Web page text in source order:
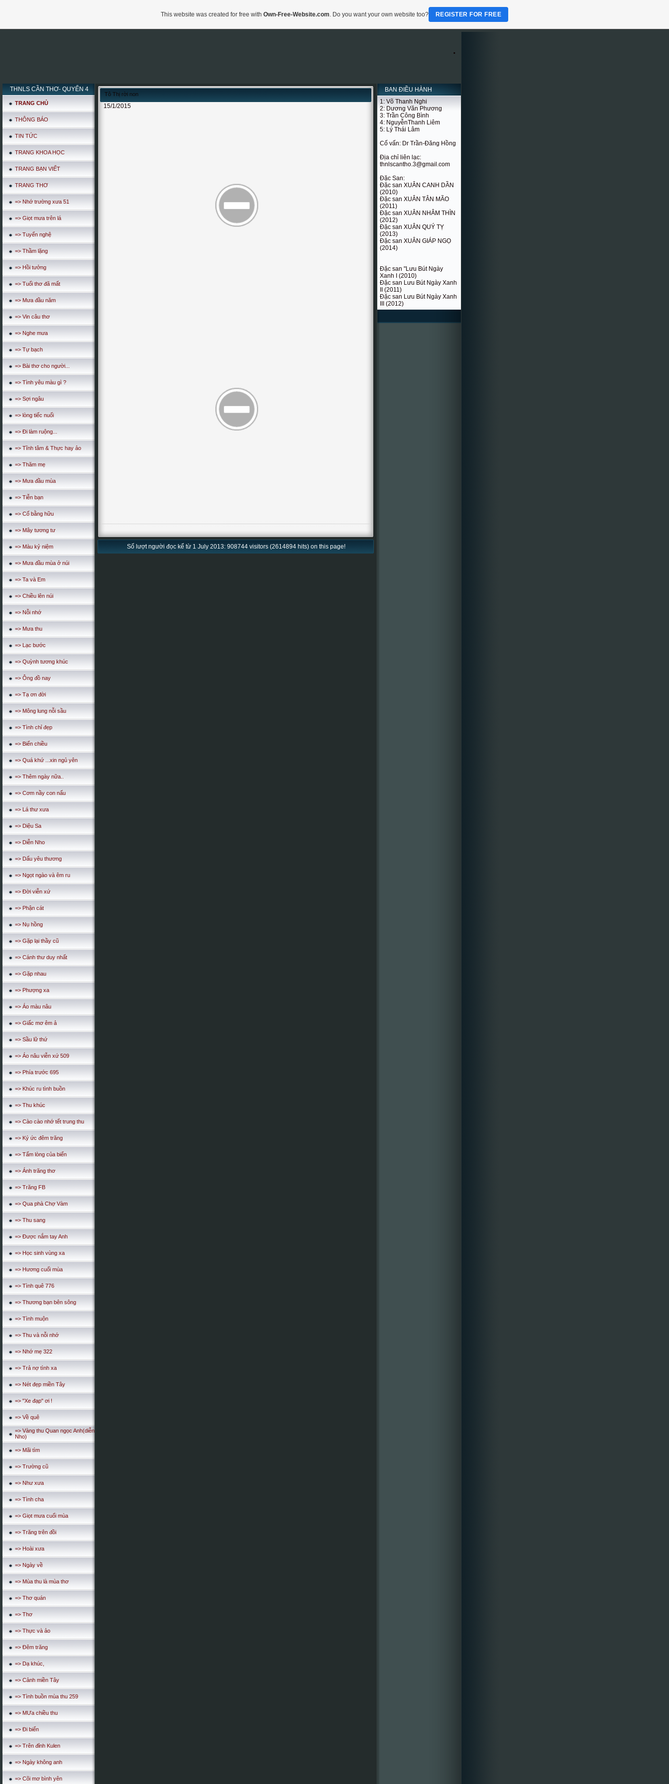
.
THNLS CẦN THƠ- QUYỂN 4
TRANG CHỦ
THÔNG BÁO
TIN TỨC
TRANG KHOA HỌC
TRANG BẠN VIẾT
TRANG THƠ
=> Nhớ trường xưa 51
=> Giọt mưa trên lá
=> Tuyển nghệ
=> Thầm lặng
=> Hồi tưởng
=> Tuổi thơ đã mất
=> Mưa đầu năm
=> Vin câu thơ
=> Nghe mưa
=> Tự bạch
=> Bài thơ cho người...
=> Tình yêu màu gì ?
=> Sợi ngâu
=> lòng tiếc nuối
=> Đi làm ruộng...
=> Tĩnh tâm & Thực hay ảo
=> Thăm mẹ
=> Mưa đầu mùa
=> Tiễn bạn
=> Cố bằng hữu
=> Mây tương tư
=> Màu kỷ niệm
=> Mưa đầu mùa ở núi
=> Ta và Em
=> Chiều lên núi
=> Nỗi nhớ
=> Mưa thu
=> Lạc bước
=> Quỳnh tương khúc
=> Ông đồ nay
=> Tạ ơn đời
=> Mông lung nỗi sầu
=> Tình chỉ đẹp
=> Biển chiều
=> Quá khứ ...xin ngủ yên
=> Thêm ngày nữa..
=> Cơm nầy con nấu
=> Lá thư xưa
=> Diệu Sa
=> Diễn Nho
=> Dấu yêu thương
=> Ngọt ngào và êm ru
=> Đời viễn xứ
=> Phận cát
=> Nụ hồng
=> Gặp lại thầy cũ
=> Cánh thư duy nhất
=> Gặp nhau
=> Phượng xa
=> Áo màu nâu
=> Giấc mơ êm ả
=> Sầu lữ thứ
=> Áo nâu viễn xứ 509
=> Phía trước 695
=> Khúc ru tình buồn
=> Thu khúc
=> Cào cào nhớ tết trung thu
=> Ký ức đêm trăng
=> Tấm lòng của biển
=> Ánh trăng thơ
=> Trăng FB
=> Qua phà Chợ Vàm
=> Thu sang
=> Được nắm tay Anh
=> Học sinh vùng xa
=> Hương cuối mùa
=> Tình quê 776
=> Thương bạn bên sông
=> Tình muộn
=> Thu và nỗi nhớ
=> Nhớ mẹ 322
=> Trả nợ tình xa
=> Nét đẹp miền Tây
=> "Xe đạp" ơi !
=> Về quê
=> Vàng thu Quan ngọc Anh(diễn
Nho)
=> Mãi tìm
=> Trường cũ
=> Như xưa
=> Tình cha
=> Giọt mưa cuối mùa
=> Trăng trên đồi
=> Hoài xưa
=> Ngày về
=> Mùa thu là mùa thơ
=> Thơ quán
=> Thơ
=> Thực và ảo
=> Đêm trăng
=> Dạ khúc,
=> Cảnh miền Tây
=> Tình buồn mùa thu 259
=> MƯa chiều thu
=> Đi biển
=> Trên đỉnh Kulen
=> Ngày không anh
=> Cõi mơ bình yên
Tô Thị rời non
15/1/2015
Số lượt người đọc kể từ 1 July 2013: 908744 visitors (2614894 hits) on this page!
BAN ĐIỀU HÀNH
1: Võ Thanh Nghi
2: Dương Văn Phương
3: Trần Công Bình
4: NguyễnThanh Liêm
5: Lý Thái Lâm
Cố vấn: Dr Trần-Đăng Hồng
Địa chỉ liên lạc:
thnlscantho.3@gmail.com
Đặc San:
Đặc san XUÂN CANH DẦN
(2010)
Đặc san XUÂN TÂN MÃO
(2011)
Đặc san XUÂN NHÂM THÌN
(2012)
Đặc san XUÂN QUÝ TỴ
(2013)
Đặc san XUÂN GIÁP NGỌ
(2014)
Đặc san "Lưu Bút Ngày
Xanh I (2010)
Đặc san Lưu Bút Ngày Xanh
II (2011)
Đặc san Lưu Bút Ngày Xanh
III (2012)
This website was created for free with Own-Free-Website.com. Do you want your own website too? REGISTER FOR FREE